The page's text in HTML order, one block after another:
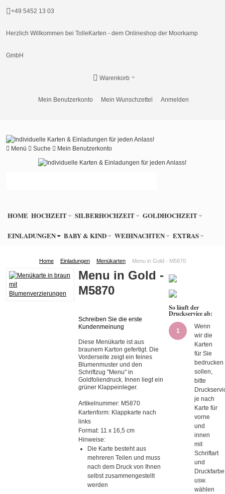
+49 5452 13 03
Herzlich Willkommen bei TolleKarten - dem Onlineshop der Moorkamp
GmbH
Warenkorb
Mein Benutzerkonto Mein Wunschzettel Anmelden
Menü Suche Mein Benutzerkonto
HOME HOCHZEIT SILBERHOCHZEIT GOLDHOCHZEIT
EINLADUNGEN BABY & KIND WEIHNACHTEN EXTRAS
Home Einladungen Menükarten Menu in Gold - M5870
Menu in Gold -
M5870
Schreiben Sie die erste
Kundenmeinung
Diese Menükarte ist aus
braunem Karton gefertigt. Die
Vorderseite zeigt ein feines
Blumenmuster und den
Schriftzug "Menu" in
Goldfoliendruck. Innen liegt ein
grüner Klappeinleger.
Artikelnummer: M5870
Kartenform: Klappkarte nach
links
Format: 11 x 16,5 cm
Hinweise:
Die Karte besteht aus
mehreren Teilen und muss
nach dem Druck von Ihnen
selbst zusammengestellt
werden
So läuft der
Druckservice ab:
1
Wenn
wir die
Karten
für Sie
bedrucken
sollen,
bitte
je nach
Karte für
vorne
und
innen
mit
Schriftart
und
Druckfarbe
usw.
wählen